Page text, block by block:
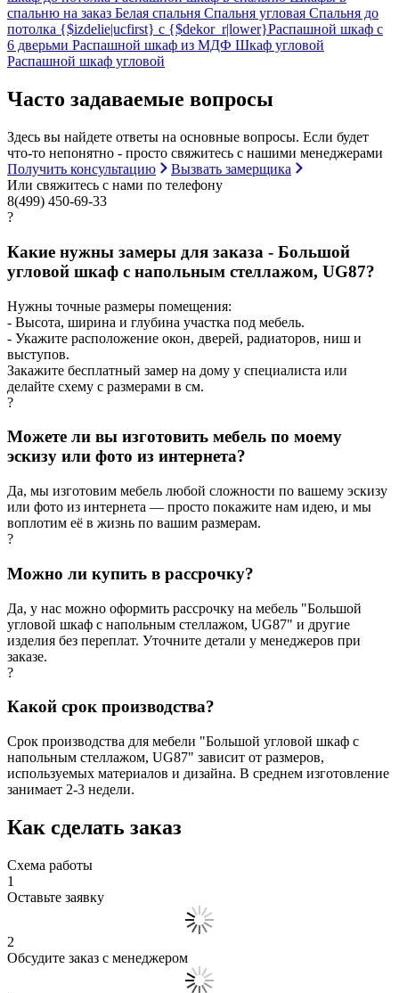
спальню на заказ Белая спальня Спальня угловая Спальня до
потолка {$izdelie|ucfirst} с {$dekor_r|lower}Распашной шкаф с
6 дверьми Распашной шкаф из МДФ Шкаф угловой
Распашной шкаф угловой
Часто задаваемые вопросы
Здесь вы найдете ответы на основные вопросы. Если будет
что-то непонятно - просто свяжитесь с нашими менеджерами
Получить консультацию
Вызвать замерщика
Или свяжитесь с нами по телефону
8(499) 450-69-33
?
Какие нужны замеры для заказа - Большой
угловой шкаф с напольным стеллажом, UG87?
Нужны точные размеры помещения:
- Высота, ширина и глубина участка под мебель.
- Укажите расположение окон, дверей, радиаторов, ниш и
выступов.
Закажите бесплатный замер на дому у специалиста или
делайте схему с размерами в см.
?
Можете ли вы изготовить мебель по моему
эскизу или фото из интернета?
Да, мы изготовим мебель любой сложности по вашему эскизу
или фото из интернета — просто покажите нам идею, и мы
воплотим её в жизнь по вашим размерам.
?
Можно ли купить в рассрочку?
Да, у нас можно оформить рассрочку на мебель "Большой
угловой шкаф с напольным стеллажом, UG87" и другие
изделия без переплат. Уточните детали у менеджеров при
заказе.
?
Какой срок производства?
Срок производства для мебели "Большой угловой шкаф с
напольным стеллажом, UG87" зависит от размеров,
используемых материалов и дизайна. В среднем изготовление
занимает 2-3 недели.
Как сделать заказ
Схема работы
1
Оставьте заявку
2
Обсудите заказ с менеджером